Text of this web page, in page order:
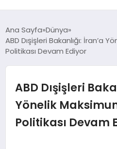
ANA SAYFA
GÜNDEM
İZMIR HABERLERI
Ana Sayfa Dünya
ABD Dışişleri Bakanlığı: İran’a
Politikası Devam Ediyor
ABD Dışişleri
Yönelik
Politikası Devam